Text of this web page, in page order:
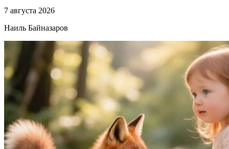
7 августа 2026
Наиль Байназаров